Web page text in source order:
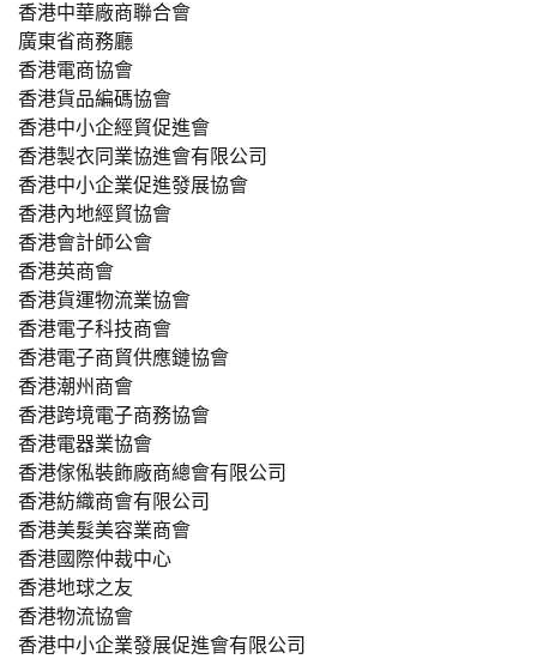
香港中華廠商聯合會
廣東省商務廳
香港電商協會
香港貨品編碼協會
香港中小企經貿促進會
香港製衣同業協進會有限公司
香港中小企業促進發展協會
香港內地經貿協會
香港會計師公會
香港英商會
香港貨運物流業協會
香港電子科技商會
香港電子商貿供應鏈協會
香港潮州商會
香港跨境電子商務協會
香港電器業協會
香港傢俬裝飾廠商總會有限公司
香港紡織商會有限公司
香港美髮美容業商會
香港國際仲裁中心
香港地球之友
香港物流協會
香港中小企業發展促進會有限公司